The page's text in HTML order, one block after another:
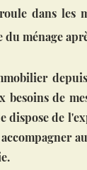
dans les
du ménage
besoins de
dispose de